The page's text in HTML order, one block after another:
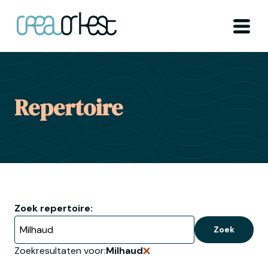
Menu
Repertoire
Zoek repertoire:
Zoek
Zoekresultaten voor:MilhaudVerwijder zoekopdracht